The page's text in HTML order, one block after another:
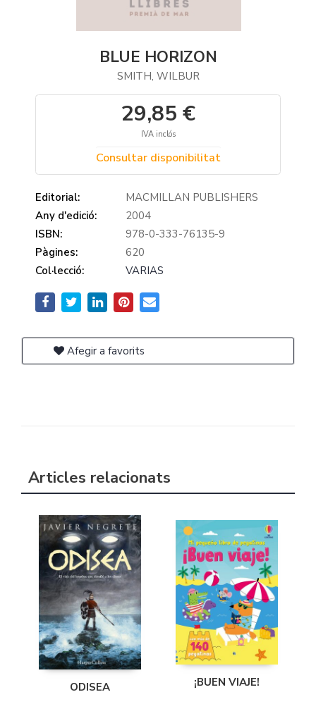
BLUE HORIZON
SMITH, WILBUR
29,85 €
IVA inclós
Consultar disponibilitat
Editorial:
MACMILLAN PUBLISHERS
Any d'edició:
2004
ISBN:
978-0-333-76135-9
Pàgines:
620
Col·lecció:
VARIAS
Afegir a favorits
Articles relacionats
ODISEA ¡BUEN VIAJE!